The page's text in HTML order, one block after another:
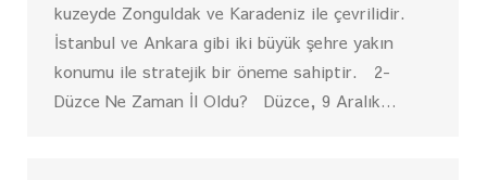
kuzeyde Zonguldak ve Karadeniz ile çevrilidir.
İstanbul ve Ankara gibi iki büyük şehre yakın
konumu ile stratejik bir öneme sahiptir. 2-
Düzce Ne Zaman İl Oldu? Düzce, 9 Aralık…